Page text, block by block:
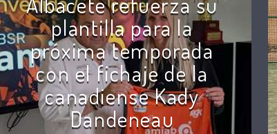
plantilla para la
próxima temporada
con el fichaje de la
canadiense Kady
Dandeneau